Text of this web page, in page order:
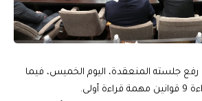
جلسته المنعقدة، اليوم الخميس، فيما